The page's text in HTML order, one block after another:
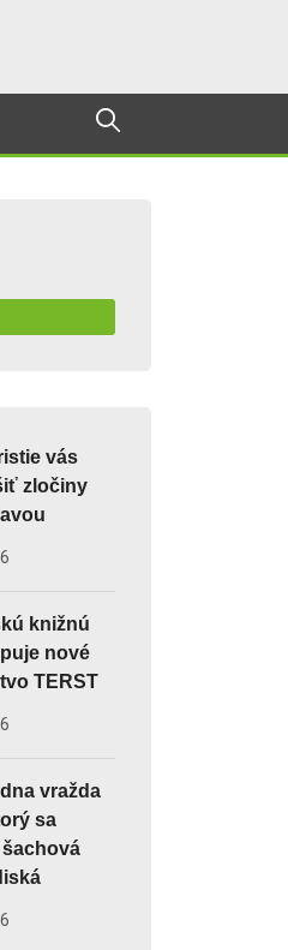
vás
zločiny
knižnú
nové
TERST
vražda
sa